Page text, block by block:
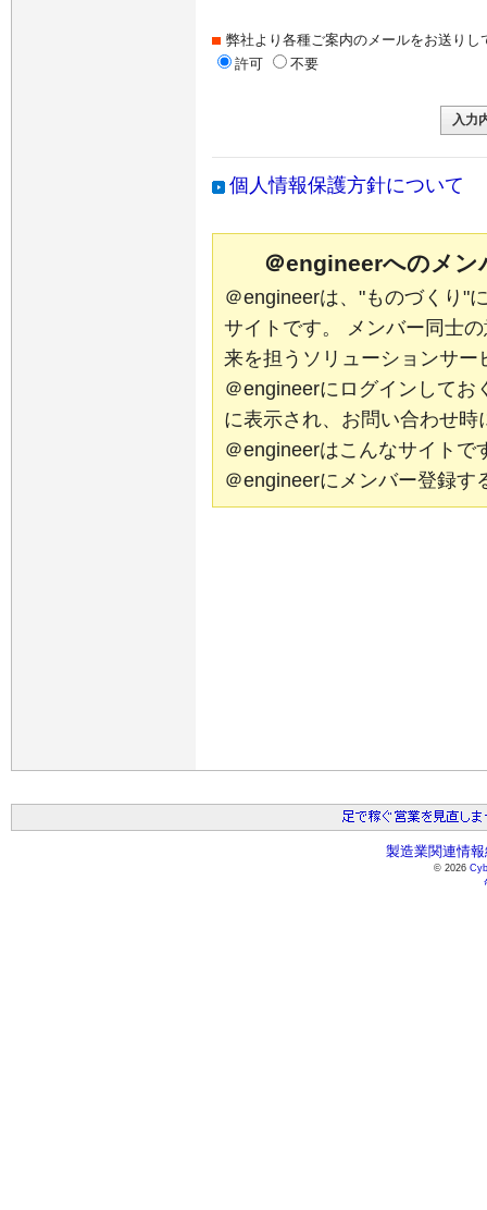
弊社より各種ご案内のメールをお送りし
許可
不要
個人情報保護方針について
＠engineerへのメン
＠engineerは、"ものづくり"
サイトです。 メンバー同士
来を担うソリューションサ
＠engineerにログインしてお
に表示され、お問い合わせ時
＠engineerはこんなサイ
＠engineerにメンバー登
製造業関連情
© 2026